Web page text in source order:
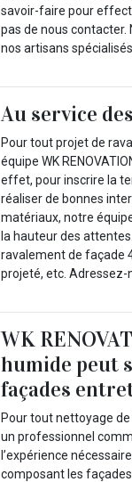
savoir-faire pour
pas de nous
nos artisans
Au service
Pour tout projet de
équipe WK
effet, pour inscrire la
réaliser de bonnes
matériaux, notre
la hauteur des
ravalement de façade
projeté, etc. Adressez-
WK
humide peut
façades
Pour tout nettoyage
un professionnel
l’expérience
composant les